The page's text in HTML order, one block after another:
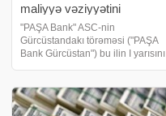
maliyyə vəziyyətini
açıqlayıb
"PAŞA Bank" ASC-nin
Gürcüstandakı törəməsi ("PAŞA
Bank Gürcüstan") bu ilin I yarısını
vurub. Bankın maliyyə
hesabatına görə, bu, 2025-ci ili